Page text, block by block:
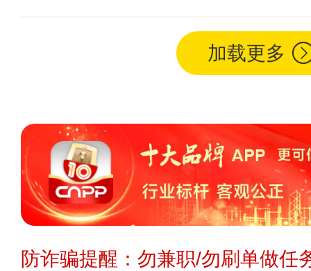
加载更多
防诈骗提醒：勿兼职/勿刷单做任